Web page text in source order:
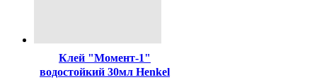
Клей "Момент-1"
водостойкий 30мл Henkel